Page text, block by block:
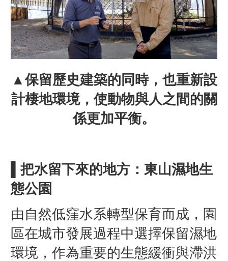
▲保留歷史建築的同時，也重新設
計棲地環境，使動物與人之間的關
係更加平衡。
▌把水留下來的地方：東山濕地生
態公園
由自然低窪水系轉型保育而成，園
區在城市發展過程中選擇保留濕地
環境，作為重要的生態緩衝與滯洪